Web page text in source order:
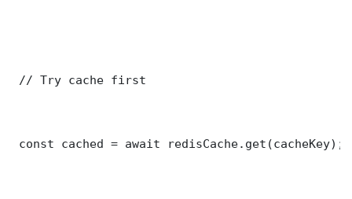
// Try cache first
const cached = await redisCache.get(cacheKey);